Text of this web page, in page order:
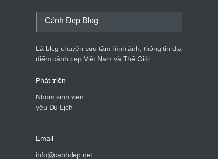
du lịch quốc gia
Cảnh đẹp Việt Nam 24/04/2020
Cảnh Đẹp Blog
Là blog chuyên sưu tầm hình ảnh, thông tin địa
điểm cảnh đẹp Việt Nam và Thế Giới
Phát triển
Nhóm sinh viên
yêu Du Lịch
Email
info@canhdep.net